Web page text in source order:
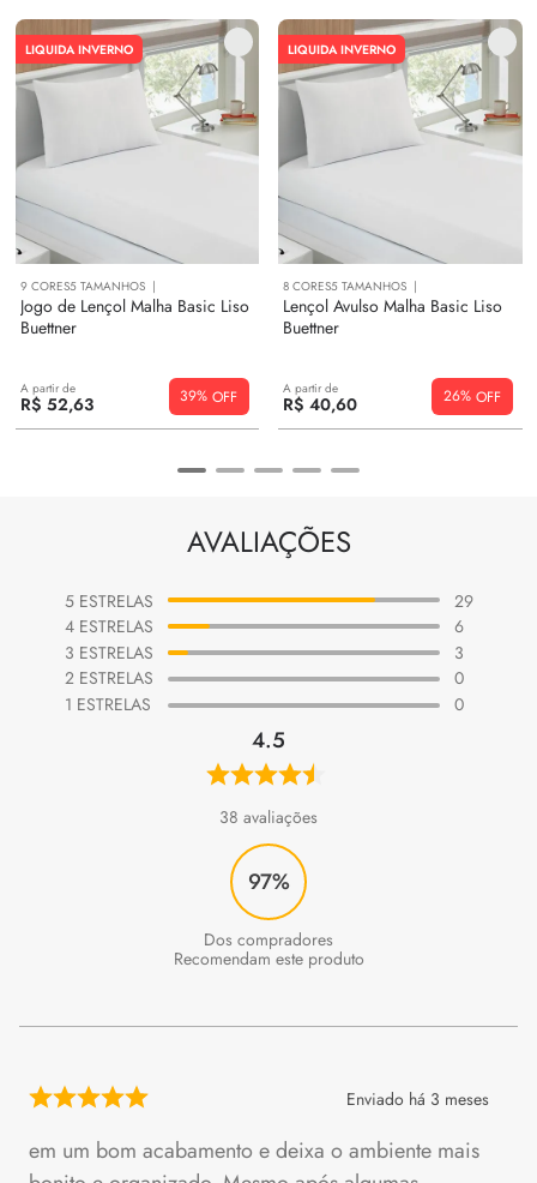
LIQUIDA INVERNO
9CORES5TAMANHOS
Jogo de Lençol Malha Basic Liso
Buettner
A partir de
R$ 52,63 39%
LIQUIDA INVERNO
8 CORES5 TAMANHOS
Lençol Avulso Malha Basic Liso
Buettner
A partir de
R$ 40,60 26%
AVALIAÇÕES
5ESTRELAS
4ESTRELAS
3 ESTRELAS
2ESTRELAS
1 ESTRELAS
29
6
3
0
0
4.5
38 avaliações
97%
Recomendam este produto
Enviado há 3 meses
em um bom acabamento e deixa o ambiente mais